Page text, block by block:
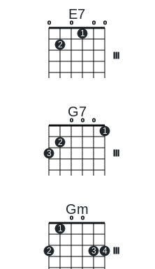
E7
o
2
o
1
o o
G7
3
2
o o o
1
Gm
2
1
o o
3 4